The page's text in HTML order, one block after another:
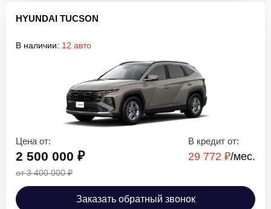
HYUNDAI TUCSON
В наличии: 12 авто
Цена от:
2 500 000 ₽
от 3 400 000 ₽
В кредит от:
29 772 ₽/мec.
Заказать обратный звонок